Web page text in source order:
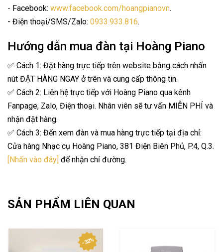
- Facebook: www.facebook.com/hoangpianovn.
- Điện thoại/SMS/Zalo: 0933.933.816.
Hướng dẫn mua đàn tại Hoàng Piano
✅ Cách 1: Đặt hàng trực tiếp trên website bằng cách nhấn
nút ĐẶT HÀNG NGAY ở trên và cung cấp thông tin.
✅ Cách 2: Liên hệ trực tiếp với Hoàng Piano qua kênh
Fanpage, Zalo, Điện thoại. Nhân viên sẽ tư vấn MIỄN PHÍ và
nhận đặt hàng.
✅ Cách 3: Đến xem đàn và mua hàng trực tiếp tại địa chỉ:
Cửa hàng Nhạc cụ Hoàng Piano, 381 Điện Biên Phủ, P.4, Q.3.
[Nhấn vào đây] để nhận chỉ đường.
SẢN PHẨM LIÊN QUAN
- 32%